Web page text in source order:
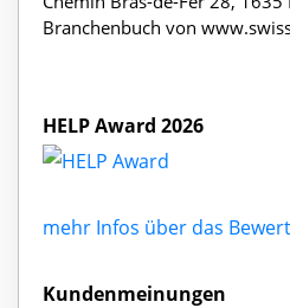
Branchenbuch von
HELP Award 2026
mehr Infos über das
Kundenmeinungen